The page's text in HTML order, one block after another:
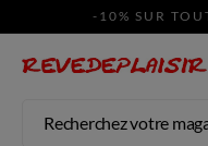
-10% SUR